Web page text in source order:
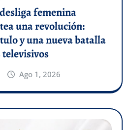
femenina
una revolución:
y una nueva batalla
Ago 1, 2026